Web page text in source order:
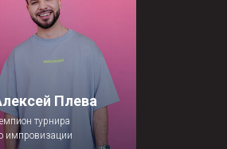
Плева
турнира
импровизации